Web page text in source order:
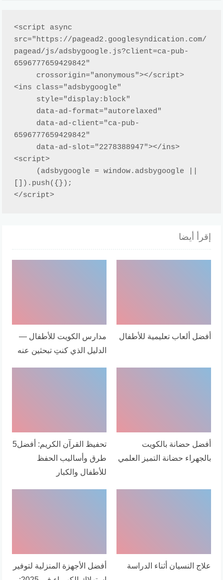
<script async
src="https://pagead2.googlesyndication.com/
pagead/js/adsbygoogle.js?client=ca-pub-
6596777659429842"
<ins class="adsbygoogle"
6596777659429842"
<script>
[]).push({});
</script>
إقرأ أيضا
أفضل ألعاب تعليمية للأطفال
مدارس الكويت للأطفال —
الدليل الذي كنتِ تبحثين عنه
أفضل حضانة بالكويت
بالجهراء حضانة التميز العلمي
تحفيظ القرآن الكريم: أفضل5
طرق وأساليب الحفظ
للأطفال والكبار
علاج النسيان أثناء الدراسة
أفضل الأجهزة المنزلية لتوفير